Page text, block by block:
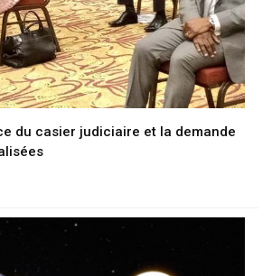
du casier judiciaire et la demande